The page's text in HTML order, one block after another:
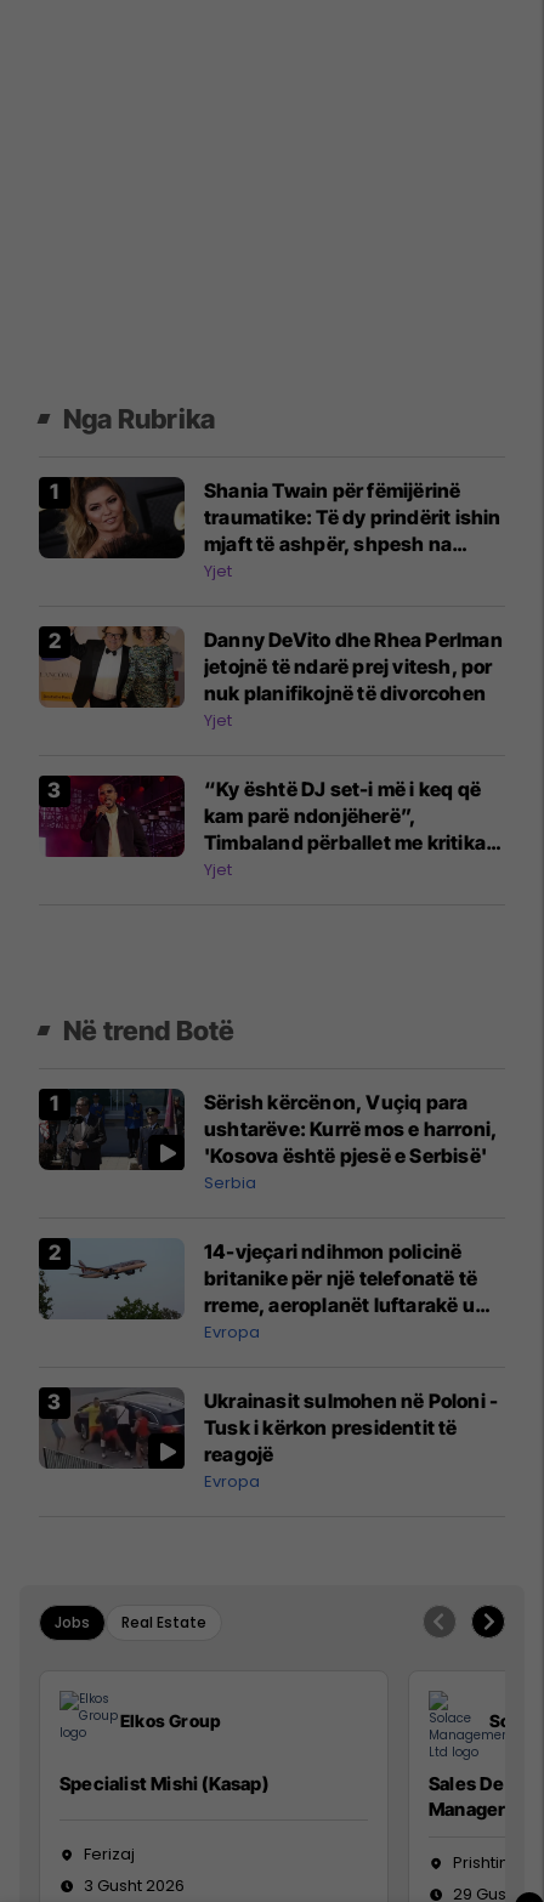
Nga Rubrika
Shania Twain për fëmijërinë
traumatike: Të dy prindërit ishin
mjaft të ashpër, shpesh na
rrihnin
Yjet
Danny DeVito dhe Rhea Perlman
jetojnë të ndarë prej vitesh, por
nuk planifikojnë të divorcohen
Yjet
“Ky është DJ set-i më i keq që
kam parë ndonjëherë”,
Timbaland përballet me kritika
për performancat në festivalet
Yjet
Në trend Botë
Sërish kërcënon, Vuçiq para
ushtarëve: Kurrë mos e harroni,
'Kosova është pjesë e Serbisë'
Serbia
14-vjeçari ndihmon policinë
britanike për një telefonatë të
rreme, aeroplanët luftarakë u
ngritën në ajër për të
Mançesterit
Evropa
Ukrainasit sulmohen në Poloni -
Tusk i kërkon presidentit të
reagojë
Evropa
Jobs Real Estate
Elkos Group
Specialist Mishi (Kasap)
Ferizaj
3 Gusht 2026
Sales
Manager
Prishtinë
29 Gusht